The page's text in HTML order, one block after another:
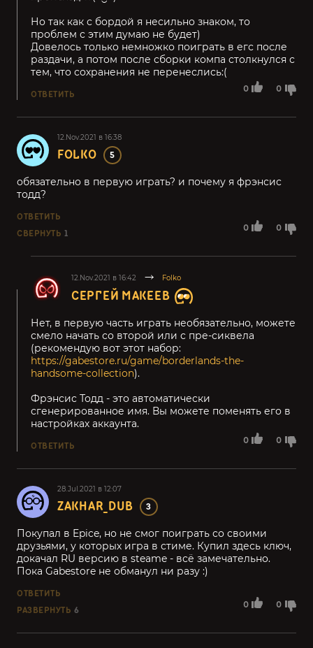
0 0
Но так как с бордой я несильно знаком, то
проблем с этим думаю не будет)
Довелось только немножко поиграть в егс после
раздачи, а потом после сборки компа столкнулся с
тем, что сохранения не перенеслись:(
ОТВЕТИТЬ
12.Nov.2021 в 16:38
FOLKO 5
0 0
обязательно в первую играть? и почему я фрэнсис
тодд?
ОТВЕТИТЬ
СВЕРНУТЬ 1
12.Nov.2021 в 16:42 Folko
СЕРГЕЙ МАКЕЕВ
0 0
Нет, в первую часть играть необязательно, можете
смело начать со второй или с пре-сиквела
(рекомендую вот этот набор:
https://gabestore.ru/game/borderlands-the-
handsome-collection).
Фрэнсис Тодд - это автоматически
сгенерированное имя. Вы можете поменять его в
настройках аккаунта.
ОТВЕТИТЬ
28.Jul.2021 в 12:07
ZAKHAR_DUB 3
0 0
Покупал в Epice, но не смог поиграть со своими
друзьями, у которых игра в стиме. Купил здесь ключ,
докачал RU версию в steame - всё замечательно.
Пока Gabestore не обманул ни разу :)
ОТВЕТИТЬ
РАЗВЕРНУТЬ 6